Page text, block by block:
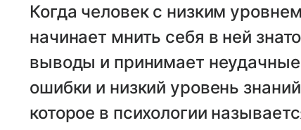
Когда человек с низким
начинает мнить себя в ней
выводы и принимает
ошибки и низкий уровень
которое в психологии